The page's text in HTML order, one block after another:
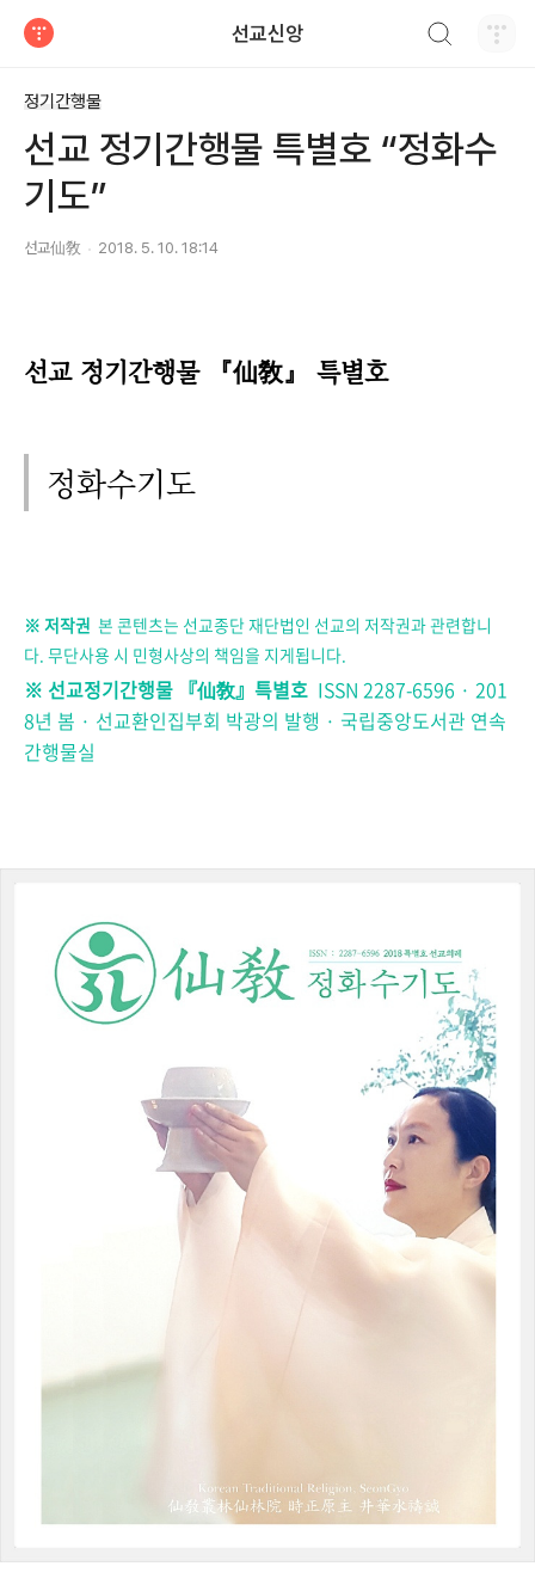
선교신앙
정기간행물
선교 정기간행물 특별호 “정화수
기도”
선교仙敎 2018. 5. 10. 18:14
선교 정기간행물 『仙敎』 특별호
정화수기도
※ 저작권 본 콘텐츠는 선교종단 재단법인 선교의 저작권과 관련합니
다. 무단사용 시 민형사상의 책임을 지게됩니다.
※ 선교정기간행물 『仙敎』 특별호 ISSN 2287-6596 · 201
8년 봄 · 선교환인집부회 박광의 발행 · 국립중앙도서관 연속
간행물실